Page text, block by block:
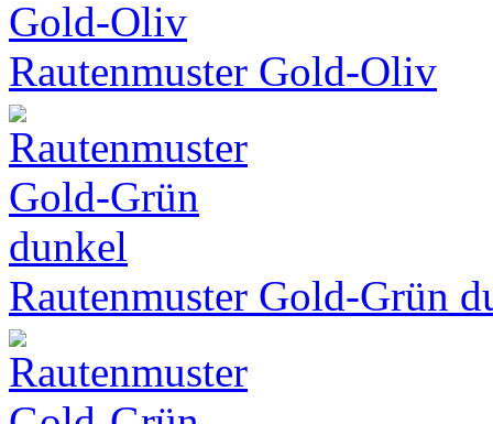
Rautenmuster Gold-Oliv
Rautenmuster Gold-Grün